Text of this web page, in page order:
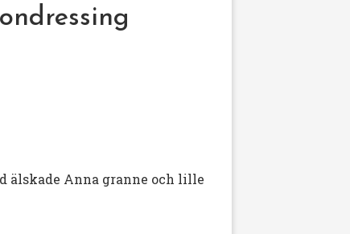
älskade Anna granne och lille